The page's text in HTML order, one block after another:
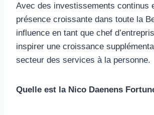
Avec des investissements continus
présence croissante dans toute la
influence en tant que chef
inspirer une croissance
secteur des services à la personne.
Quelle est la Nico Daenens